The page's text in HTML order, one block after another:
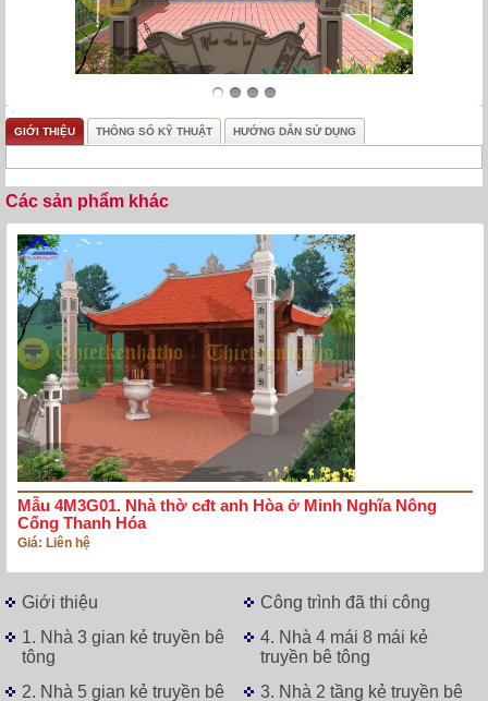
GIỚI THIỆU THÔNG SỐ KỸ THUẬT HƯỚNG DẪN SỬ DỤNG
Các sản phẩm khác
Mẫu 4M3G01. Nhà thờ cđt anh Hòa ở Minh Nghĩa Nông
Cống Thanh Hóa
Giá: Liên hệ
Giới thiệu
Công trình đã thi công
1. Nhà 3 gian kẻ truyền bê
tông
4. Nhà 4 mái 8 mái kẻ
truyền bê tông
2. Nhà 5 gian kẻ truyền bê
3. Nhà 2 tầng kẻ truyền bê